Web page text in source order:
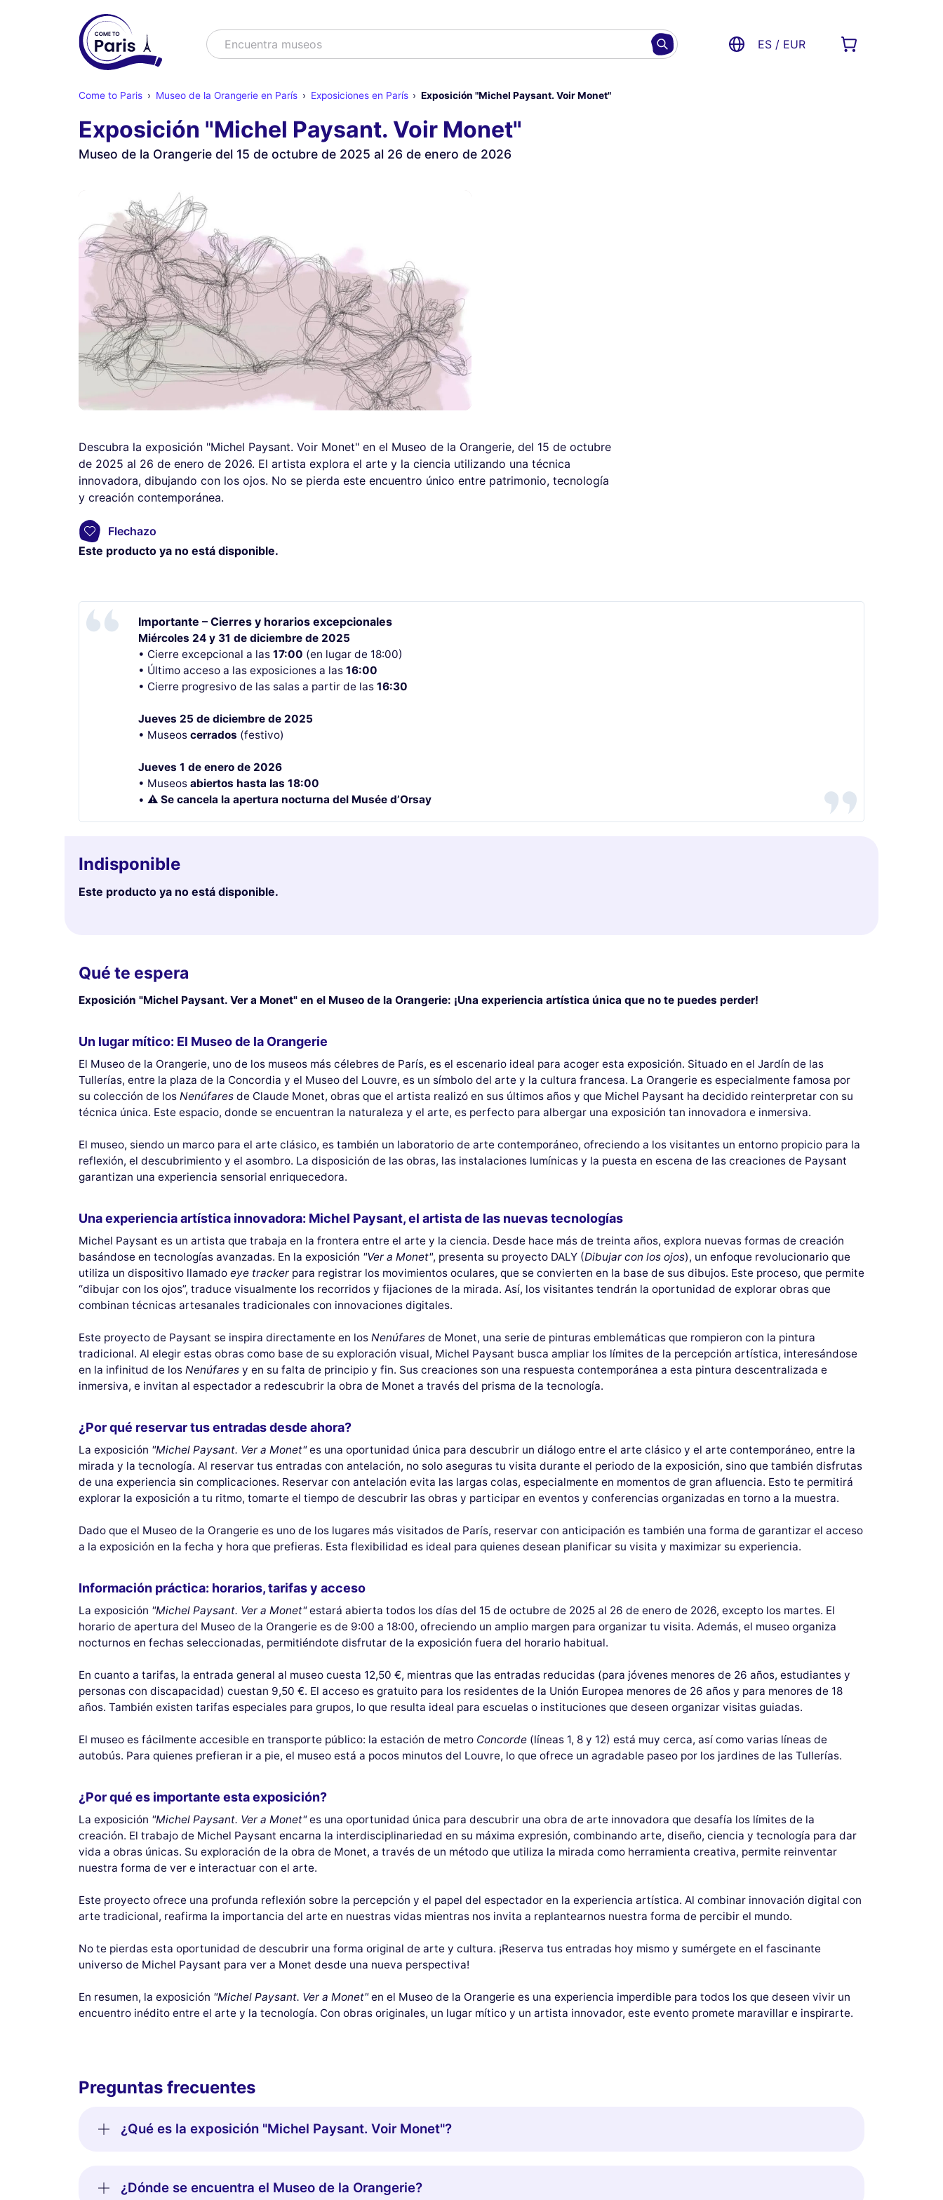
BuscarEncuentra museos ES / EUR
Come to Paris Museo de la Orangerie en París Exposiciones en París Exposición "Michel Paysant. Voir Monet"
Exposición "Michel Paysant. Voir Monet"
Museo de la Orangerie del 15 de octubre de 2025 al 26 de enero de 2026
Descubra la exposición "Michel Paysant. Voir Monet" en el Museo de la Orangerie, del 15 de octubre
de 2025 al 26 de enero de 2026. El artista explora el arte y la ciencia utilizando una técnica
innovadora, dibujando con los ojos. No se pierda este encuentro único entre patrimonio, tecnología
y creación contemporánea.
Flechazo
Este producto ya no está disponible.
Importante – Cierres y horarios excepcionales
Miércoles 24 y 31 de diciembre de 2025
• Cierre excepcional a las 17:00 (en lugar de 18:00)
• Último acceso a las exposiciones a las 16:00
• Cierre progresivo de las salas a partir de las 16:30
Jueves 25 de diciembre de 2025
• Museos cerrados (festivo)
Jueves 1 de enero de 2026
• Museos abiertos hasta las 18:00
• ⚠️ Se cancela la apertura nocturna del Musée d’Orsay
Indisponible
Este producto ya no está disponible.
Qué te espera
Exposición "Michel Paysant. Ver a Monet" en el Museo de la Orangerie: ¡Una experiencia artística única que no te puedes perder!
Un lugar mítico: El Museo de la Orangerie
El Museo de la Orangerie, uno de los museos más célebres de París, es el escenario ideal para acoger esta exposición. Situado en el Jardín de las
Tullerías, entre la plaza de la Concordia y el Museo del Louvre, es un símbolo del arte y la cultura francesa. La Orangerie es especialmente famosa por
su colección de los Nenúfares de Claude Monet, obras que el artista realizó en sus últimos años y que Michel Paysant ha decidido reinterpretar con su
técnica única. Este espacio, donde se encuentran la naturaleza y el arte, es perfecto para albergar una exposición tan innovadora e inmersiva.
El museo, siendo un marco para el arte clásico, es también un laboratorio de arte contemporáneo, ofreciendo a los visitantes un entorno propicio para la
reflexión, el descubrimiento y el asombro. La disposición de las obras, las instalaciones lumínicas y la puesta en escena de las creaciones de Paysant
garantizan una experiencia sensorial enriquecedora.
Una experiencia artística innovadora: Michel Paysant, el artista de las nuevas tecnologías
Michel Paysant es un artista que trabaja en la frontera entre el arte y la ciencia. Desde hace más de treinta años, explora nuevas formas de creación
basándose en tecnologías avanzadas. En la exposición "Ver a Monet", presenta su proyecto DALY (Dibujar con los ojos), un enfoque revolucionario que
utiliza un dispositivo llamado eye tracker para registrar los movimientos oculares, que se convierten en la base de sus dibujos. Este proceso, que permite
“dibujar con los ojos”, traduce visualmente los recorridos y fijaciones de la mirada. Así, los visitantes tendrán la oportunidad de explorar obras que
combinan técnicas artesanales tradicionales con innovaciones digitales.
Este proyecto de Paysant se inspira directamente en los Nenúfares de Monet, una serie de pinturas emblemáticas que rompieron con la pintura
tradicional. Al elegir estas obras como base de su exploración visual, Michel Paysant busca ampliar los límites de la percepción artística, interesándose
en la infinitud de los Nenúfares y en su falta de principio y fin. Sus creaciones son una respuesta contemporánea a esta pintura descentralizada e
inmersiva, e invitan al espectador a redescubrir la obra de Monet a través del prisma de la tecnología.
¿Por qué reservar tus entradas desde ahora?
La exposición "Michel Paysant. Ver a Monet"es una oportunidad única para descubrir un diálogo entre el arte clásico y el arte contemporáneo, entre la
mirada y la tecnología. Al reservar tus entradas con antelación, no solo aseguras tu visita durante el periodo de la exposición, sino que también disfrutas
de una experiencia sin complicaciones. Reservar con antelación evita las largas colas, especialmente en momentos de gran afluencia. Esto te permitirá
explorar la exposición a tu ritmo, tomarte el tiempo de descubrir las obras y participar en eventos y conferencias organizadas en torno a la muestra.
Dado que el Museo de la Orangerie es uno de los lugares más visitados de París, reservar con anticipación es también una forma de garantizar el acceso
a la exposición en la fecha y hora que prefieras. Esta flexibilidad es ideal para quienes desean planificar su visita y maximizar su experiencia.
Información práctica: horarios, tarifas y acceso
La exposición "Michel Paysant. Ver a Monet"estará abierta todos los días del 15 de octubre de 2025 al 26 de enero de 2026, excepto los martes. El
horario de apertura del Museo de la Orangerie es de 9:00 a 18:00, ofreciendo un amplio margen para organizar tu visita. Además, el museo organiza
nocturnos en fechas seleccionadas, permitiéndote disfrutar de la exposición fuera del horario habitual.
En cuanto a tarifas, la entrada general al museo cuesta 12,50 €, mientras que las entradas reducidas (para jóvenes menores de 26 años, estudiantes y
personas con discapacidad) cuestan 9,50 €. El acceso es gratuito para los residentes de la Unión Europea menores de 26 años y para menores de 18
años. También existen tarifas especiales para grupos, lo que resulta ideal para escuelas o instituciones que deseen organizar visitas guiadas.
El museo es fácilmente accesible en transporte público: la estación de metro Concorde (líneas 1, 8 y 12) está muy cerca, así como varias líneas de
autobús. Para quienes prefieran ir a pie, el museo está a pocos minutos del Louvre, lo que ofrece un agradable paseo por los jardines de las Tullerías.
¿Por qué es importante esta exposición?
La exposición "Michel Paysant. Ver a Monet"es una oportunidad única para descubrir una obra de arte innovadora que desafía los límites de la
creación. El trabajo de Michel Paysant encarna la interdisciplinariedad en su máxima expresión, combinando arte, diseño, ciencia y tecnología para dar
vida a obras únicas. Su exploración de la obra de Monet, a través de un método que utiliza la mirada como herramienta creativa, permite reinventar
nuestra forma de ver e interactuar con el arte.
Este proyecto ofrece una profunda reflexión sobre la percepción y el papel del espectador en la experiencia artística. Al combinar innovación digital con
arte tradicional, reafirma la importancia del arte en nuestras vidas mientras nos invita a replantearnos nuestra forma de percibir el mundo.
No te pierdas esta oportunidad de descubrir una forma original de arte y cultura. ¡Reserva tus entradas hoy mismo y sumérgete en el fascinante
universo de Michel Paysant para ver a Monet desde una nueva perspectiva!
En resumen, la exposición "Michel Paysant. Ver a Monet"en el Museo de la Orangerie es una experiencia imperdible para todos los que deseen vivir un
encuentro inédito entre el arte y la tecnología. Con obras originales, un lugar mítico y un artista innovador, este evento promete maravillar e inspirarte.
Preguntas frecuentes
¿Qué es la exposición "Michel Paysant. Voir Monet"?
¿Dónde se encuentra el Museo de la Orangerie?